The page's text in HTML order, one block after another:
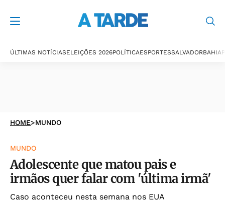
ÚLTIMAS NOTÍCIASELEIÇÕES 2026POLÍTICAESPORTESSALVADORBAHIA
HOME>MUNDO
MUNDO
Adolescente que matou pais e
irmãos quer falar com 'última irmã'
Caso aconteceu nesta semana nos EUA